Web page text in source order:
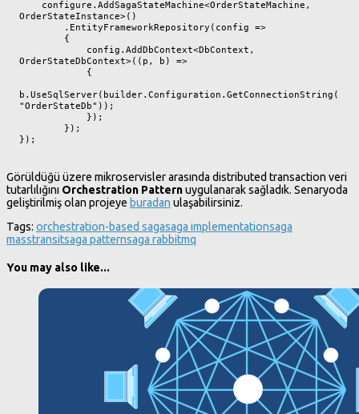
OrderStateInstance>()
OrderStateDbContext>((p, b) =>
b.UseSqlServer(builder.Configuration.GetConnectionString(
"OrderStateDb"));
});
Görüldüğü üzere mikroservisler arasında distributed transaction veri
tutarlılığını Orchestration Patternuygulanarak sağladık. Senaryoda
geliştirilmiş olan projeye buradan ulaşabilirsiniz.
Tags: orchestration-based sagasaga implementationsaga
masstransitsaga patternsaga rabbitmq
You may also like...